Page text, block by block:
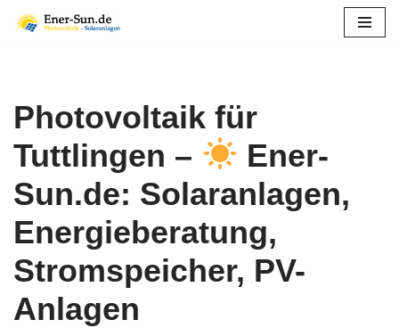
Photovoltaik für
Tuttlingen –
Ener-
Sun.de: Solaranlagen,
Energieberatung,
Stromspeicher, PV-
Anlagen